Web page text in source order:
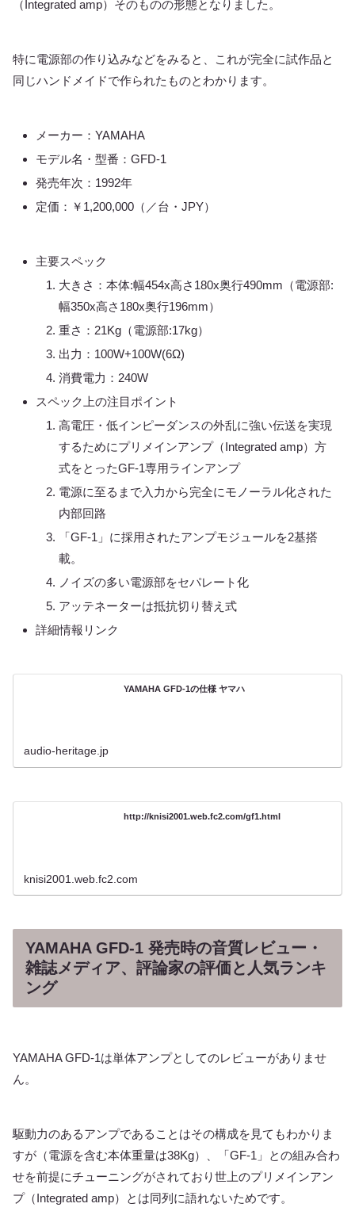
（Integrated amp）そのものの形態となりました。
特に電源部の作り込みなどをみると、これが完全に試作品と
同じハンドメイドで作られたものとわかります。
メーカー：YAMAHA
モデル名・型番：GFD-1
発売年次：1992年
定価：￥1,200,000（／台・JPY）
主要スペック
大きさ：本体:幅454x高さ180x奥行490mm（電源部:
幅350x高さ180x奥行196mm）
重さ：21Kg（電源部:17kg）
出力：100W+100W(6Ω)
消費電力：240W
スペック上の注目ポイント
高電圧・低インピーダンスの外乱に強い伝送を実現
するためにプリメインアンプ（Integrated amp）方
式をとったGF-1専用ラインアンプ
電源に至るまで入力から完全にモノーラル化された
内部回路
「GF-1」に採用されたアンプモジュールを2基搭
載。
ノイズの多い電源部をセパレート化
アッテネーターは抵抗切り替え式
詳細情報リンク
YAMAHA GFD-1の仕様 ヤマハ
audio-heritage.jp
http://knisi2001.web.fc2.com/gf1.html
knisi2001.web.fc2.com
YAMAHA GFD-1 発売時の音質レビュー・
雑誌メディア、評論家の評価と人気ランキ
ング
YAMAHA GFD-1は単体アンプとしてのレビューがありませ
ん。
駆動力のあるアンプであることはその構成を見てもわかりま
すが（電源を含む本体重量は38Kg）、「GF-1」との組み合わ
せを前提にチューニングがされており世上のプリメインアン
プ（Integrated amp）とは同列に語れないためです。